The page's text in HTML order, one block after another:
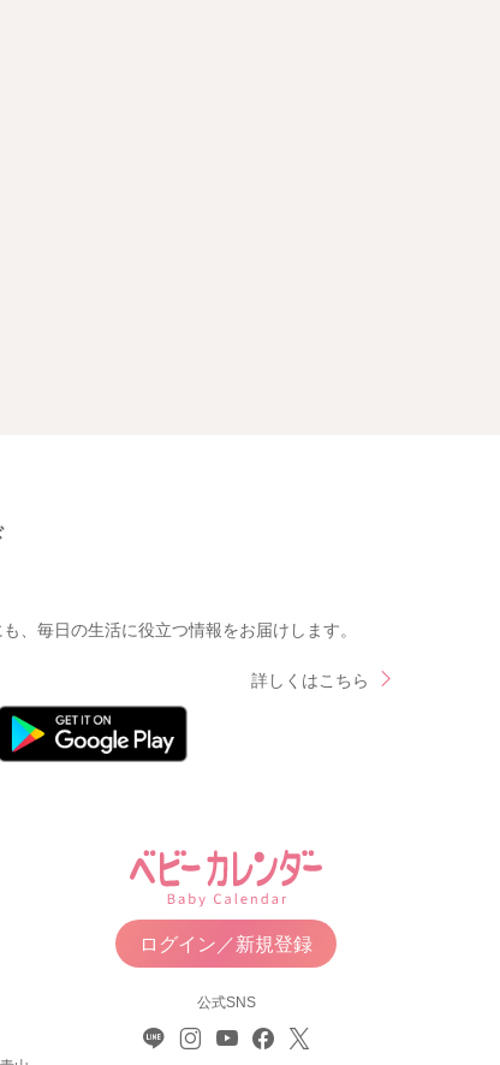
、毎日の生活に役立つ情報をお届けします。
詳しくはこちら
ログイン／新規登録
公式SNS